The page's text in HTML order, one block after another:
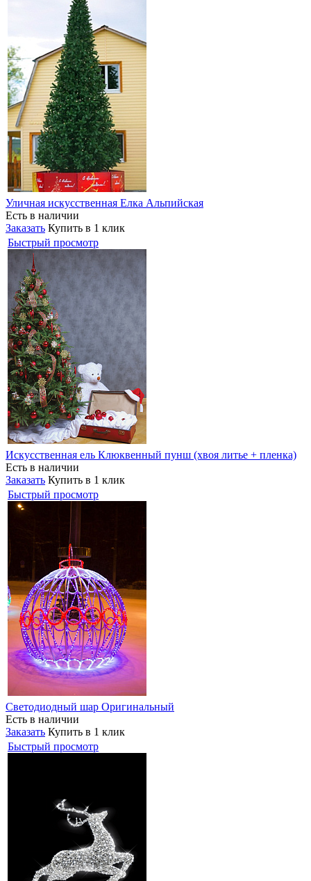
Уличная искусственная Елка Альпийская
Есть в наличии
Заказать Купить в 1 клик
Быстрый просмотр
Искусственная ель Клюквенный пунш (хвоя литье + пленка)
Есть в наличии
Заказать Купить в 1 клик
Быстрый просмотр
Светодиодный шар Оригинальный
Есть в наличии
Заказать Купить в 1 клик
Быстрый просмотр